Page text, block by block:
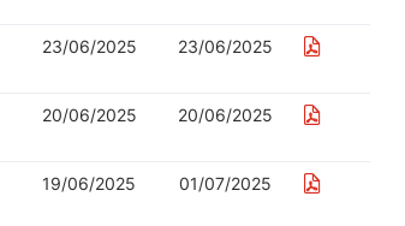
23/06/2025 23/06/2025
20/06/2025 20/06/2025
19/06/2025 01/07/2025